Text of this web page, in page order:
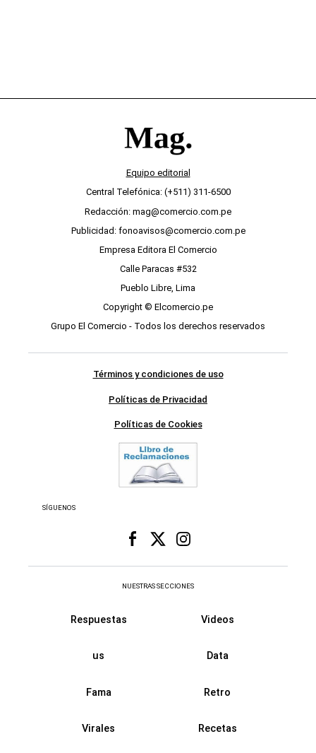
Equipo editorial
Central Telefónica: (+511) 311-6500
Redacción: mag@comercio.com.pe
Publicidad: fonoavisos@comercio.com.pe
Empresa Editora El Comercio
Calle Paracas #532
Pueblo Libre, Lima
Copyright © Elcomercio.pe
Grupo El Comercio - Todos los derechos reservados
Términos y condiciones de uso
Políticas de Privacidad
Políticas de Cookies
SÍGUENOS
NUESTRAS SECCIONES
Respuestas Videos
us Data
Fama Retro
Virales Recetas